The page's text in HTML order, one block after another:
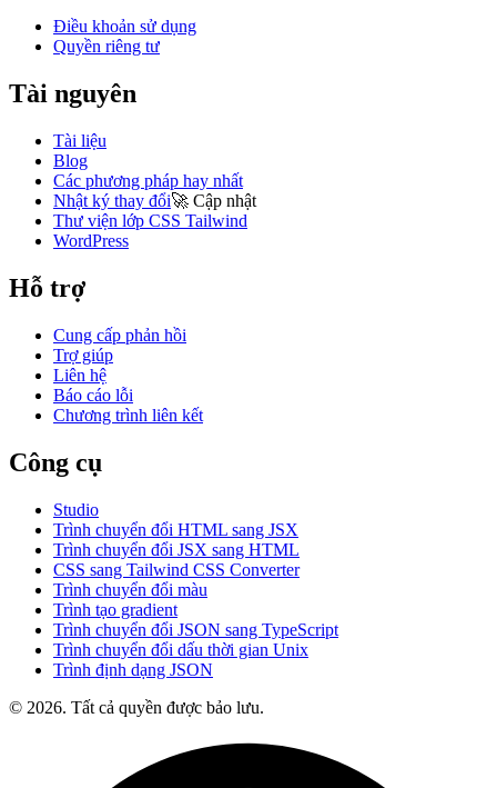
Điều khoản sử dụng
Quyền riêng tư
Tài nguyên
Tài liệu
Blog
Các phương pháp hay nhất
Nhật ký thay đổi🚀 Cập nhật
Thư viện lớp CSS Tailwind
WordPress
Hỗ trợ
Cung cấp phản hồi
Trợ giúp
Liên hệ
Báo cáo lỗi
Chương trình liên kết
Công cụ
Studio
Trình chuyển đổi HTML sang JSX
Trình chuyển đổi JSX sang HTML
CSS sang Tailwind CSS Converter
Trình chuyển đổi màu
Trình tạo gradient
Trình chuyển đổi JSON sang TypeScript
Trình chuyển đổi dấu thời gian Unix
Trình định dạng JSON
© 2026. Tất cả quyền được bảo lưu.